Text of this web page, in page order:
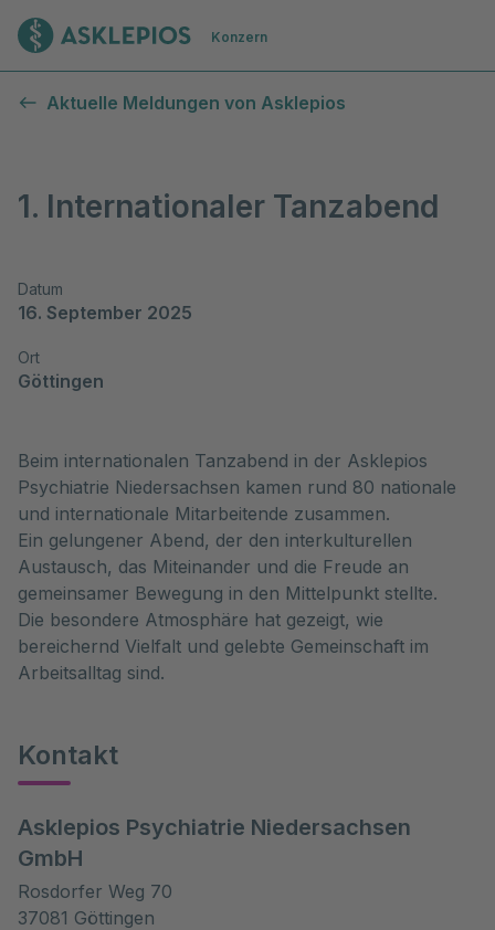
Zur Startseite
Konzern
Aktuelle Meldungen von Asklepios
1. Internationaler Tanzabend
Datum
16. September 2025
Ort
Göttingen
Beim internationalen Tanzabend in der Asklepios
Psychiatrie Niedersachsen kamen rund 80 nationale
und internationale Mitarbeitende zusammen.
Ein gelungener Abend, der den interkulturellen
Austausch, das Miteinander und die Freude an
gemeinsamer Bewegung in den Mittelpunkt stellte.
Die besondere Atmosphäre hat gezeigt, wie
bereichernd Vielfalt und gelebte Gemeinschaft im
Arbeitsalltag sind.
Kontakt
Asklepios Psychiatrie Niedersachsen
GmbH
Rosdorfer Weg 70
37081 Göttingen